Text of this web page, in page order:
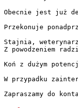
Obecnie jest już
Przekonuje
Stajnia,
Z powodzeniem
Koń z dużym
W przypadku
Zapraszamy do